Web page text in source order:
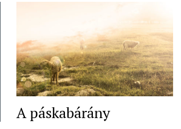
A páskabárány